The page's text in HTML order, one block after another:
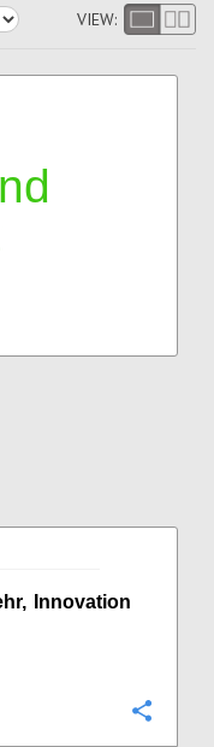
VIEW:
Innovation